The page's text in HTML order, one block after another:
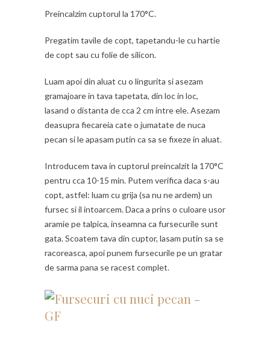
Preincalzim cuptorul la 170°C.
Pregatim tavile de copt, tapetandu-le cu hartie
de copt sau cu folie de silicon.
Luam apoi din aluat cu o lingurita si asezam
gramajoare in tava tapetata, din loc in loc,
lasand o distanta de cca 2 cm intre ele. Asezam
deasupra fiecareia cate o jumatate de nuca
pecan si le apasam putin ca sa se fixeze in aluat.
Introducem tava in cuptorul preincalzit la 170°C
pentru cca 10-15 min. Putem verifica daca s-au
copt, astfel: luam cu grija (sa nu ne ardem) un
fursec si il intoarcem. Daca a prins o culoare usor
aramie pe talpica, inseamna ca fursecurile sunt
gata. Scoatem tava din cuptor, lasam putin sa se
racoreasca, apoi punem fursecurile pe un gratar
de sarma pana se racest complet.